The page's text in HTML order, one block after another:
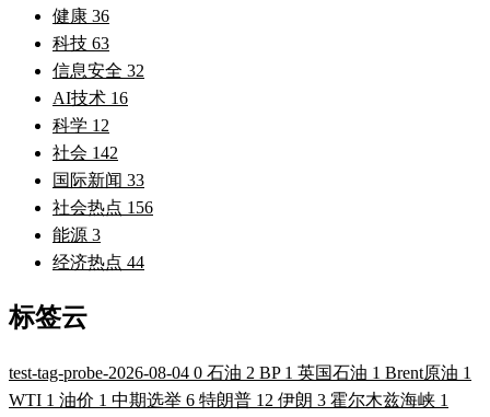
健康 36
科技 63
信息安全 32
AI技术 16
科学 12
社会 142
国际新闻 33
社会热点 156
能源 3
经济热点 44
标签云
test-tag-probe-2026-08-04 0 石油 2 BP 1 英国石油 1 Brent原油 1
WTI 1 油价 1 中期选举 6 特朗普 12 伊朗 3 霍尔木兹海峡 1